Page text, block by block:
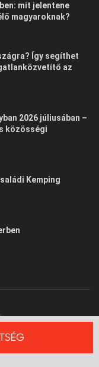
mit jelentene
magyaroknak?
Így segíthet
az
2026 júliusában –
közösségi
Kemping